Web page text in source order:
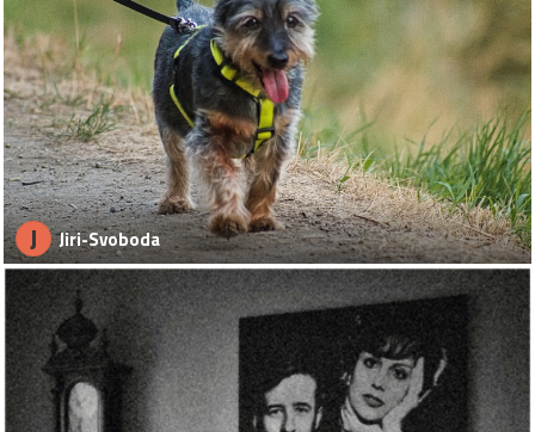
J Jiri-Svoboda